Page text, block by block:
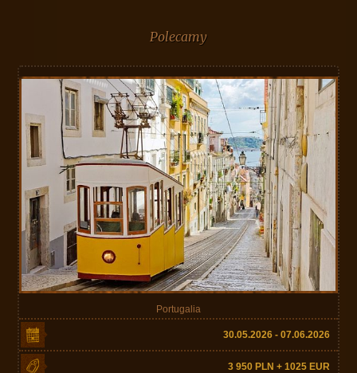
Polecamy
Portugalia
30.05.2026 - 07.06.2026
3 950 PLN + 1025 EUR